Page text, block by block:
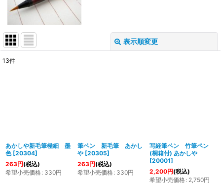
表示順変更
13件
あかしや新毛筆極細 墨
色 [20304]
263円(税込)
希望小売価格: 330円
筆ペン 新毛筆 あかし
や [20305]
263円(税込)
希望小売価格: 330円
写経筆ペン 竹筆ペン
(桐箱付) あかしや
[20001]
2,200円(税込)
希望小売価格: 2,750円